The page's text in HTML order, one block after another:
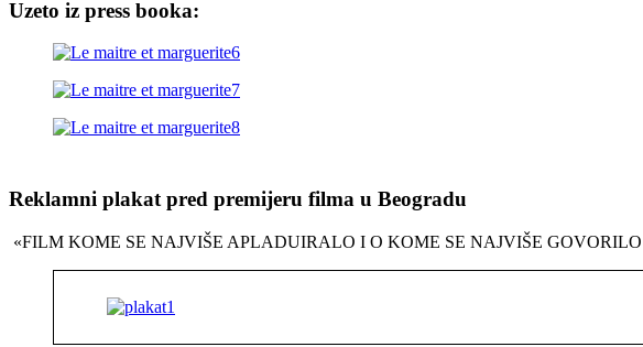
Uzeto iz press booka:
Reklamni plakat pred premijeru filma u Beogradu
«FILM KOME SE NAJVIŠE APLADUIRALO I O KOME SE NAJVIŠE